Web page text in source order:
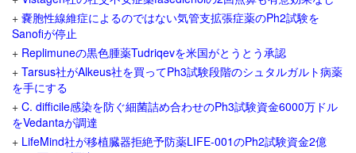
+ 嚢胞性線維症によるのではない気管支拡張症薬のPh2試験を
Sanofiが停止
+ Replimuneの黒色腫薬Tudriqevを米国がとうとう承認
+ Tarsus社がAlkeus社を買ってPh3試験段階のシュタルガルト病薬
を手にする
+ C. difficile感染を防ぐ細菌詰め合わせのPh3試験資金6000万ドル
をVedantaが調達
+ LifeMind社が移植臓器拒絶予防薬LIFE-001のPh2試験資金2億